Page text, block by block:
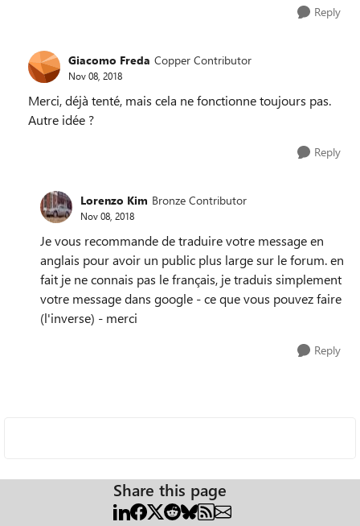
Reply
Giacomo Freda Copper Contributor
Nov 08, 2018
Merci, déjà tenté, mais cela ne fonctionne toujours pas.
Autre idée ?
Reply
Lorenzo Kim Bronze Contributor
Nov 08, 2018
Je vous recommande de traduire votre message en
anglais pour avoir un public plus large sur le forum. en
fait je ne connais pas le français, je traduis simplement
votre message dans google - ce que vous pouvez faire
(l'inverse) - merci
Reply
Share this page